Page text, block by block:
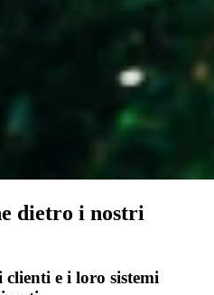
dietro i nostri
e i loro sistemi